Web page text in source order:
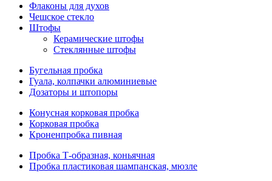
Флаконы для духов
Чешское стекло
Штофы
Керамические штофы
Стеклянные штофы
Бугельная пробка
Гуала, колпачки алюминиевые
Дозаторы и штопоры
Конусная корковая пробка
Корковая пробка
Кроненпробка пивная
Пробка Т-образная, коньячная
Пробка пластиковая шампанская, мюзле